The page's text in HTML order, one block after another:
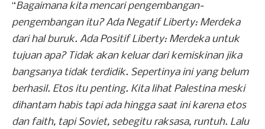
“Bagaimana kita mencari pengembangan-
pengembangan itu? Ada Negatif Liberty: Merdeka
dari hal buruk. Ada Positif Liberty: Merdeka untuk
tujuan apa? Tidak akan keluar dari kemiskinan jika
bangsanya tidak terdidik. Sepertinya ini yang belum
berhasil. Etos itu penting. Kita lihat Palestina meski
dihantam habis tapi ada hingga saat ini karena etos
dan faith, tapi Soviet, sebegitu raksasa, runtuh. Lalu